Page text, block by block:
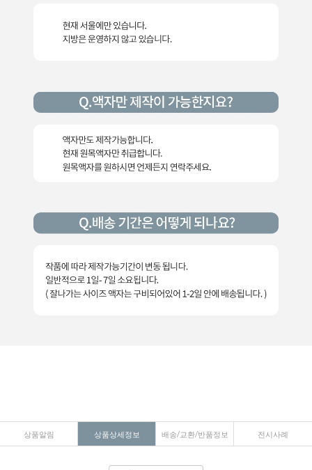
상품알림 상품상세정보 배송/교환/반품정보 전시사례